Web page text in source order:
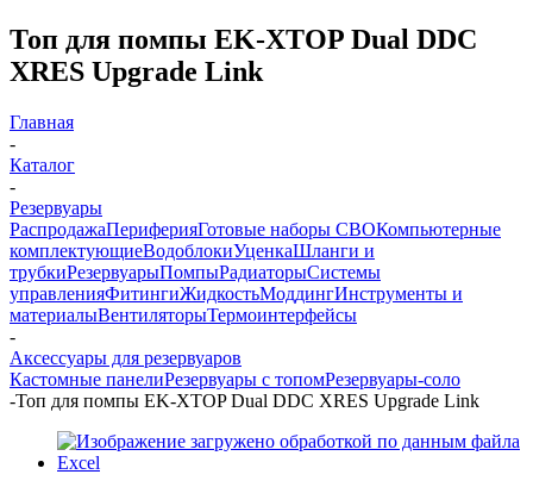
Топ для помпы EK-XTOP Dual DDC
XRES Upgrade Link
Главная
-
Каталог
-
Резервуары
РаспродажаПериферияГотовые наборы СВОКомпьютерные
комплектующиеВодоблокиУценкаШланги и
трубкиРезервуарыПомпыРадиаторыСистемы
управленияФитингиЖидкостьМоддингИнструменты и
материалыВентиляторыТермоинтерфейсы
-
Аксессуары для резервуаров
Кастомные панелиРезервуары с топомРезервуары-соло
-Топ для помпы EK-XTOP Dual DDC XRES Upgrade Link